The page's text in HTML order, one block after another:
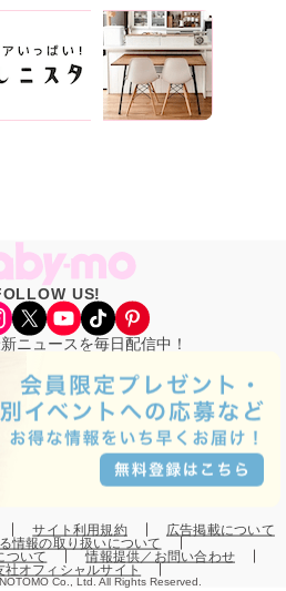
US!
X YouTube TikTok Pinterest
ニュースを毎日配信中！
サイト利用規約
広告掲載について
情報の取り扱いについて
ついて
情報提供／お問い合わせ
社オフィシャルサイト
Co., Ltd. All Rights Reserved.